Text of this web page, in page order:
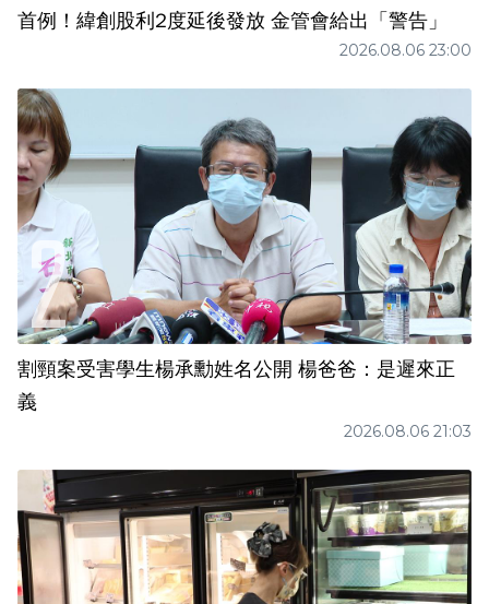
首例！緯創股利2度延後發放 金管會給出「警告」
2026.08.06 23:00
割頸案受害學生楊承勳姓名公開 楊爸爸：是遲來正
義
2026.08.06 21:03